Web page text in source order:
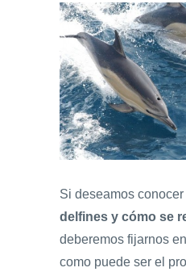
Si deseamos conocer
delfines y cómo se
deberemos fijarnos
como puede ser el